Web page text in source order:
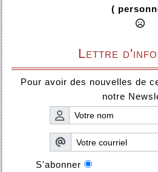
(
Lettre
Pour avoir des nouvelles de
notre
S'abonner